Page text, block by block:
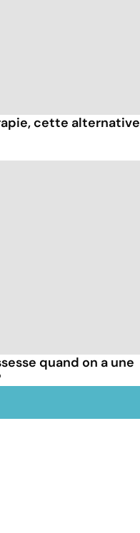
cette alternative
quand on a une